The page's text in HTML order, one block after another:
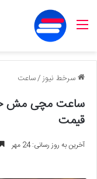
منو
سرخط نیوز/ساعت
ساعت مچی مش
قیمت
آخرین به روز رسانی: 24 مهر